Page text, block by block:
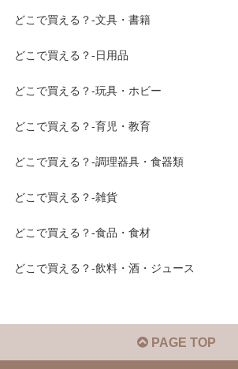
どこで買える？-文具・書籍
どこで買える？-日用品
どこで買える？-玩具・ホビー
どこで買える？-育児・教育
どこで買える？-調理器具・食器類
どこで買える？-雑貨
どこで買える？-食品・食材
どこで買える？-飲料・酒・ジュース
PAGE TOP